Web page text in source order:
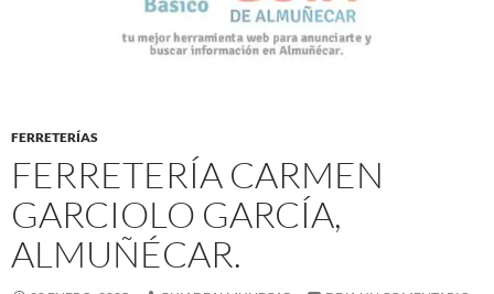
FERRETERÍAS
FERRETERÍA CARMEN
GARCIOLO GARCÍA,
ALMUÑÉCAR.